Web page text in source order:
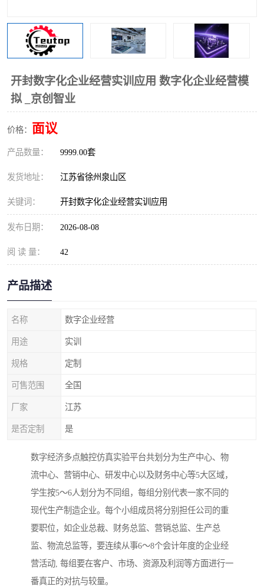
开封数字化企业经营实训应用 数字化企业经营模
拟 _京创智业
价格： 面议
产品数量： 9999.00套
发货地址： 江苏省徐州泉山区
关键词： 开封数字化企业经营实训应用
发布日期： 2026-08-08
阅 读 量： 42
产品描述
名称 数字企业经营
用途 实训
规格 定制
可售范围 全国
厂家 江苏
是否定制 是
数字经济多点触控仿真实验平台共划分为生产中心、物
流中心、营销中心、研发中心以及财务中心等5大区域，
学生按5～6人划分为不同组，每组分别代表一家不同的
现代生产制造企业。每个小组成员将分别担任公司的重
要职位，如企业总裁、财务总监、营销总监、生产总
监、物流总监等，要连续从事6～8个会计年度的企业经
营活动, 每组要在客户、市场、资源及利润等方面进行一
番真正的对抗与较量。